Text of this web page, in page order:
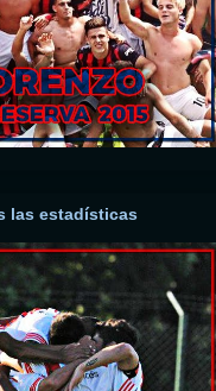
las estadísticas